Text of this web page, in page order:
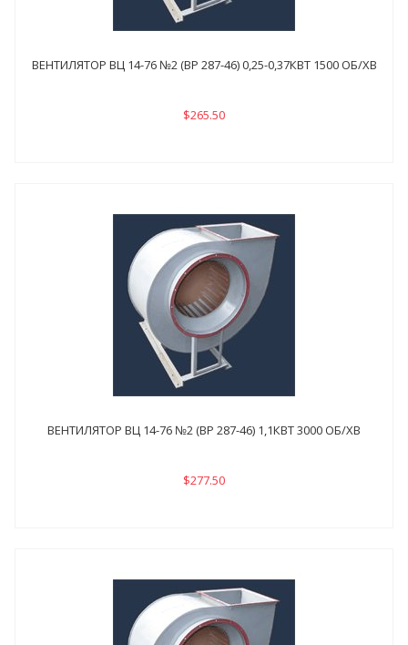
ВЕНТИЛЯТОР ВЦ 14-76 №2 (ВР 287-46) 0,25-0,37КВТ 1500 ОБ/ХВ
$265.50
ВЕНТИЛЯТОР ВЦ 14-76 №2 (ВР 287-46) 1,1КВТ 3000 ОБ/ХВ
$277.50